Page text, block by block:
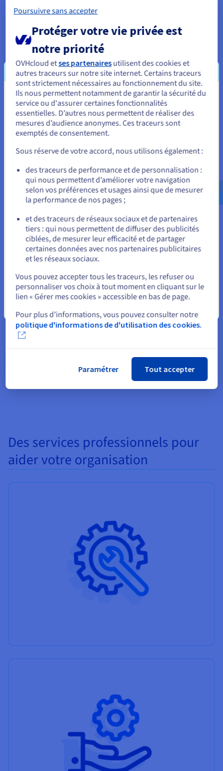
cloud, en utilisant les mêmes outils et méthodologies dont
elles dépendent déjà.
Flexible et prêt pour l'hybridation
Gérez plusieurs types de migration de machines virtuelles
(VM) : migration de masse ou migration partielle. Évitez de
réadapter votre environnement on-premises pour accélérer
l'intégration du cloud, avec un réseau étendu (WAN) intégré
et personnalisable pour répondre à vos objectifs de cloud
hybride.
Sécurisé
Faites du cloud une extension de votre datacenter on-
premises. En quelques clics, vous pouvez configurer et
déconstruire des tunnels entièrement automatisés pour vos
données. Migrez sans effort vos machines virtuelles vers le
cloud, gardez-les sur le même segment réseau étendu L2
sécurisé et gérez simplement les politiques de sécurité.
Prêt pour la production
Migrer les charges de travail actives interruption de service.
Avec Zerto, vous pouvez opter pour une migration basée sur
machines virtuelles tout en réduisant les temps d'arrêt au
Des services professionnels pour
aider votre organisation
Vous semblez être localisé en États-
Unis.
Pour commander, rendez-vous sur le site de votre pays (États-
Allez sur le site États-Unis
us.ovhcloud.com/
Anglais USD - $
ou
Rester sur le site actuel
Sélectionner un autre site web
Poursuivre sans accepter
Protéger votre vie privée est
notre priorité
OVHcloud etses partenairesutilisent des cookies et
autres traceurs sur notre site internet. Certains traceurs
sont strictement nécessaires au fonctionnement du site.
Ils nous permettent notamment de garantir la sécurité du
service ou d'assurer certaines fonctionnalités
essentielles. D’autres nous permettent de réaliser des
mesures d’audience anonymes. Ces traceurs sont
exemptés de consentement.
Sous réserve de votre accord, nous utilisons également :
des traceurs de performance et de personnalisation :
qui nous permettent d’améliorer votre navigation
selon vos préférences et usages ainsi que de mesurer
la performance de nos pages ;
et des traceurs de réseaux sociaux et de partenaires
tiers : qui nous permettent de diffuser des publicités
ciblées, de mesurer leur efficacité et de partager
certaines données avec nos partenaires publicitaires
et les réseaux sociaux.
Vous pouvez accepter tous les traceurs, les refuser ou
personnaliser vos choix à tout moment en cliquant sur le
lien « Gérer mes cookies » accessible en bas de page.
Pour plus d’informations, vous pouvez consulter notre
politique d'informations de d'utilisation des cookies.
Paramétrer Tout accepter